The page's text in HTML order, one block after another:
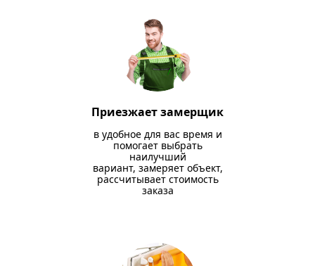
Приезжает замерщик
в удобное для вас время и
помогает выбрать
наилучший
вариант, замеряет объект,
рассчитывает стоимость
заказа